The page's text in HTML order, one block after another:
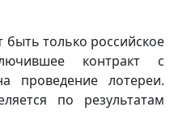
только российское
контракт с
проведение лотереи.
по результатам